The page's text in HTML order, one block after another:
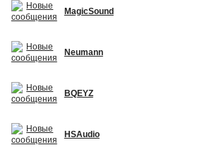
MagicSound
Neumann
BQEYZ
HSAudio